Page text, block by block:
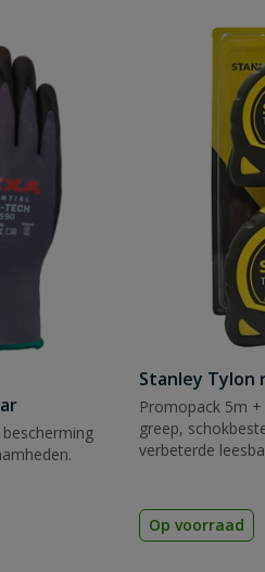
Stanley Tylon
Promopack 5m
greep,
verbeterde
Op voorraad